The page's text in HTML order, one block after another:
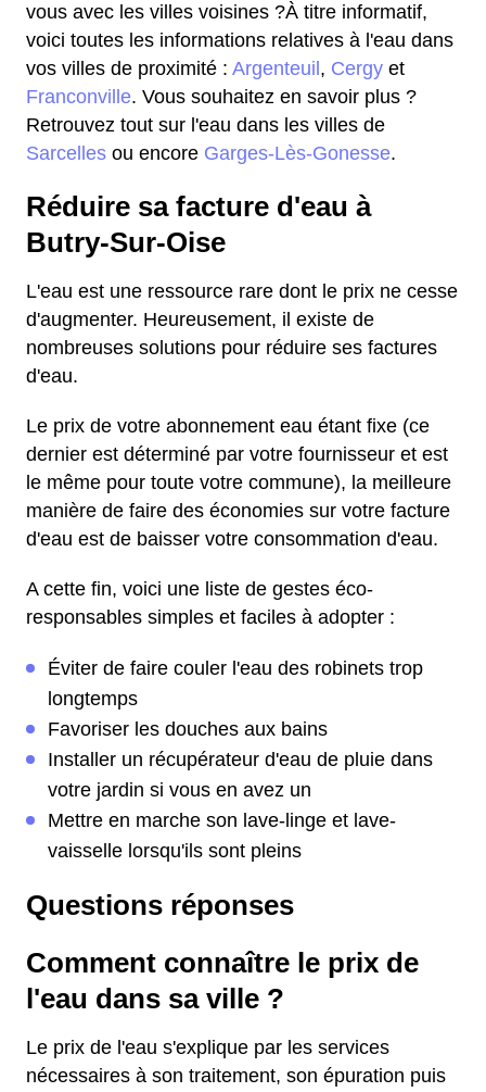
vous avec les villes voisines ?À titre informatif,
voici toutes les informations relatives à l'eau dans
vos villes de proximité : Argenteuil , Cergy et
Franconville. Vous souhaitez en savoir plus ?
Retrouvez tout sur l'eau dans les villes de
Sarcelles ou encore Garges-Lès-Gonesse.
Réduire sa facture d'eau à
Butry-Sur-Oise
L'eau est une ressource rare dont le prix ne cesse
d'augmenter. Heureusement, il existe de
nombreuses solutions pour réduire ses factures
d'eau.
Le prix de votre abonnement eau étant fixe (ce
dernier est déterminé par votre fournisseur et est
le même pour toute votre commune), la meilleure
manière de faire des économies sur votre facture
d'eau est de baisser votre consommation d'eau.
A cette fin, voici une liste de gestes éco-
responsables simples et faciles à adopter :
Éviter de faire couler l'eau des robinets trop
longtemps
Favoriser les douches aux bains
Installer un récupérateur d'eau de pluie dans
votre jardin si vous en avez un
Mettre en marche son lave-linge et lave-
vaisselle lorsqu'ils sont pleins
Questions réponses
Comment connaître le prix de
l'eau dans sa ville ?
Le prix de l'eau s'explique par les services
nécessaires à son traitement, son épuration puis